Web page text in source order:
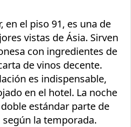
en el piso 91, es una de
vistas de Ásia. Sirven
con ingredientes de
de vinos decente.
es indispensable,
en el hotel. La noche
estándar parte de
según la temporada.